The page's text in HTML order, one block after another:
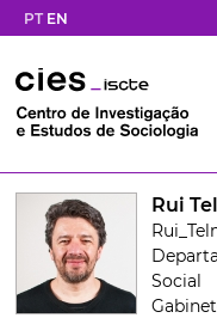
PT EN
Rui
Social